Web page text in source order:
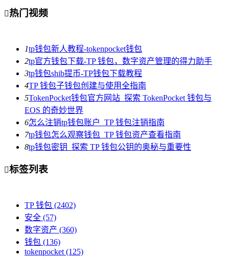
热门视频
1tp钱包新人教程-tokenpocket钱包
2tp官方钱包下载-TP 钱包，数字资产管理的得力助手
3tp钱包shib提币-TP钱包下载教程
4TP 钱包子钱包创建与使用全指南
5TokenPocket钱包官方网站_探索 TokenPocket 钱包与
EOS 的奇妙世界
6怎么注销tp钱包账户_TP 钱包注销指南
7tp钱包怎么观察钱包_TP 钱包资产查看指南
8tp钱包密钥_探索 TP 钱包公钥的奥秘与重要性
标签列表
TP 钱包 (2402)
安全 (57)
数字资产 (360)
钱包 (136)
tokenpocket (125)